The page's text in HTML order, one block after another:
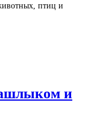
птиц и
и